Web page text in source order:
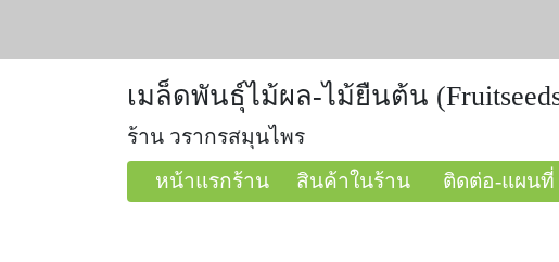
เมล็ดพันธุ์ไม้ผล-ไม้ยืนต้น
ร้าน วรากรสมุนไพร
หน้าแรกร้าน
สินค้าในร้าน ติดต่อ-แผนที่